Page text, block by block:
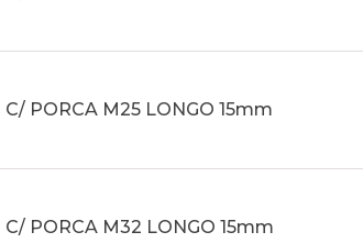
C/ PORCA M25 LONGO 15mm
C/ PORCA M32 LONGO 15mm